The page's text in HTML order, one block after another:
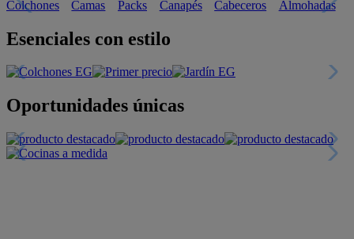
Esenciales con estilo
Oportunidades únicas